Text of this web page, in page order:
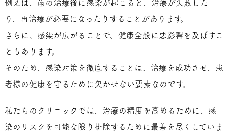
例えば、歯の治療後に感染が起こると、治療が失敗した
り、再治療が必要になったりすることがあります。
さらに、感染が広がることで、健康全般に悪影響を及ぼすこ
ともあります。
そのため、感染対策を徹底することは、治療を成功させ、患
者様の健康を守るために欠かせない要素なのです。
私たちのクリニックでは、治療の精度を高めるために、感
染のリスクを可能な限り排除するために最善を尽くしていま